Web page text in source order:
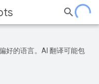
好的语言。AI 翻译可能包